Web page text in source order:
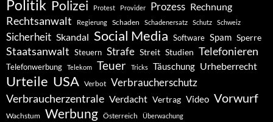
Politik Polizei Protest Provider Prozess Rechnung
Rechtsanwalt Regierung Schaden Schadenersatz Schutz Schweiz
Sicherheit Skandal Social Media Software Spam Sperre
Staatsanwalt Steuern Strafe Streit Studien Telefonieren
Telefonwerbung Telekom Teuer Tricks Täuschung Urheberrecht
Urteile USA Verbot Verbraucherschutz
Verbraucherzentrale Verdacht Vertrag Video Vorwurf
Wachstum Werbung Österreich Überwachung